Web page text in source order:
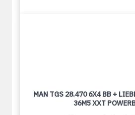
MAN TGS 28.470 6X4 BB +
36M5 XXT